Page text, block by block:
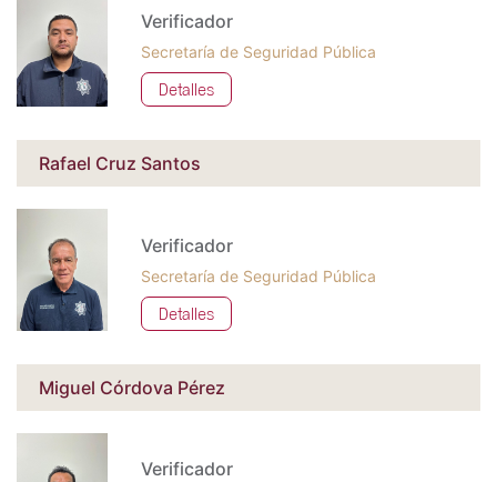
Verificador
Secretaría de Seguridad Pública
Detalles
Rafael Cruz Santos
Verificador
Secretaría de Seguridad Pública
Detalles
Miguel Córdova Pérez
Verificador